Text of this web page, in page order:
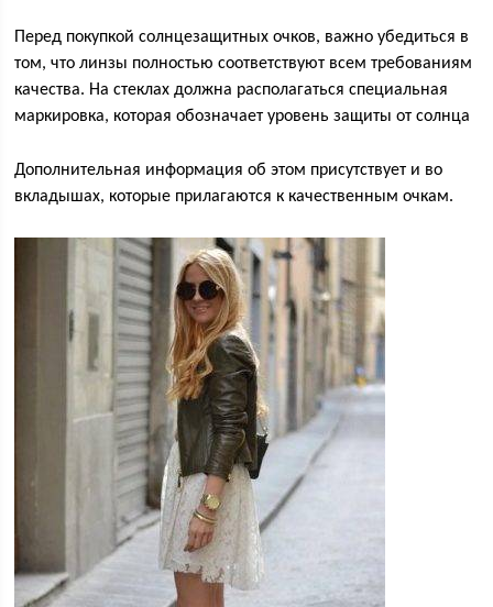
Перед покупкой солнцезащитных очков, важно убедиться в
том, что линзы полностью соответствуют всем требованиям
качества. На стеклах должна располагаться специальная
маркировка, которая обозначает уровень защиты от солнца
Дополнительная информация об этом присутствует и во
вкладышах, которые прилагаются к качественным очкам.